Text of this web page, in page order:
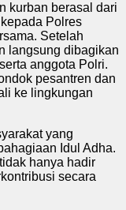
kurban berasal dari
Polres
Setelah
langsung dibagikan
anggota Polri.
pesantren dan
ke lingkungan
yang
Idul Adha.
hanya hadir
secara